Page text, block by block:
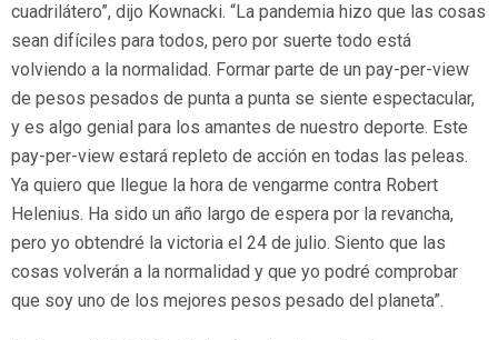
cuadrilátero”, dijo Kownacki. “La pandemia hizo que las cosas
sean difíciles para todos, pero por suerte todo está
volviendo a la normalidad. Formar parte de un pay-per-view
de pesos pesados de punta a punta se siente espectacular,
y es algo genial para los amantes de nuestro deporte. Este
pay-per-view estará repleto de acción en todas las peleas.
Ya quiero que llegue la hora de vengarme contra Robert
Helenius. Ha sido un año largo de espera por la revancha,
pero yo obtendré la victoria el 24 de julio. Siento que las
cosas volverán a la normalidad y que yo podré comprobar
que soy uno de los mejores pesos pesado del planeta”.